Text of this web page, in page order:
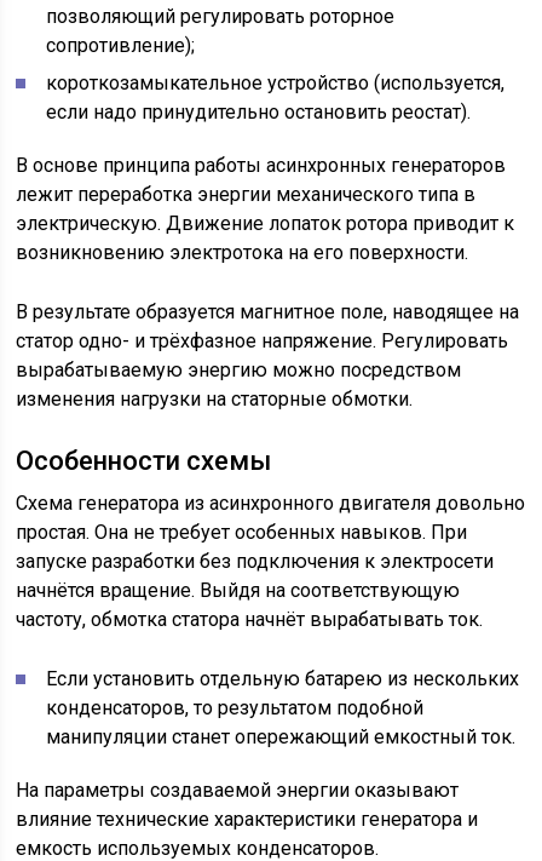
позволяющий регулировать роторное
сопротивление);
короткозамыкательное устройство (используется,
если надо принудительно остановить реостат).
В основе принципа работы асинхронных генераторов
лежит переработка энергии механического типа в
электрическую. Движение лопаток ротора приводит к
возникновению электротока на его поверхности.
В результате образуется магнитное поле, наводящее на
статор одно- и трёхфазное напряжение. Регулировать
вырабатываемую энергию можно посредством
изменения нагрузки на статорные обмотки.
Особенности схемы
Схема генератора из асинхронного двигателя довольно
простая. Она не требует особенных навыков. При
запуске разработки без подключения к электросети
начнётся вращение. Выйдя на соответствующую
частоту, обмотка статора начнёт вырабатывать ток.
Если установить отдельную батарею из нескольких
конденсаторов, то результатом подобной
манипуляции станет опережающий емкостный ток.
На параметры создаваемой энергии оказывают
влияние технические характеристики генератора и
емкость используемых конденсаторов.